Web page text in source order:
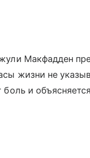
Макфадден
жизни не
боль и